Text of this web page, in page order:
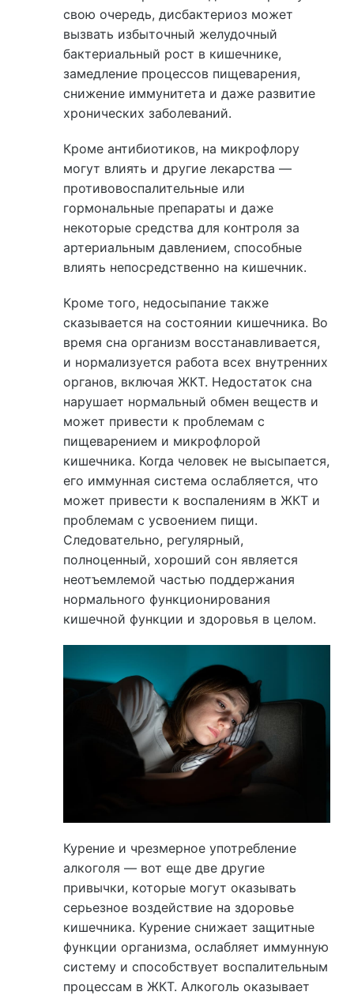
свою очередь, дисбактериоз может
вызвать избыточный желудочный
бактериальный рост в кишечнике,
замедление процессов пищеварения,
снижение иммунитета и даже развитие
хронических заболеваний.
Кроме антибиотиков, на микрофлору
могут влиять и другие лекарства —
противовоспалительные или
гормональные препараты и даже
некоторые средства для контроля за
артериальным давлением, способные
влиять непосредственно на кишечник.
Кроме того, недосыпание также
сказывается на состоянии кишечника. Во
время сна организм восстанавливается,
и нормализуется работа всех внутренних
органов, включая ЖКТ. Недостаток сна
нарушает нормальный обмен веществ и
может привести к проблемам с
пищеварением и микрофлорой
кишечника. Когда человек не высыпается,
его иммунная система ослабляется, что
может привести к воспалениям в ЖКТ и
проблемам с усвоением пищи.
Следовательно, регулярный,
полноценный, хороший сон является
неотъемлемой частью поддержания
нормального функционирования
кишечной функции и здоровья в целом.
Курение и чрезмерное употребление
алкоголя — вот еще две другие
привычки, которые могут оказывать
серьезное воздействие на здоровье
кишечника. Курение снижает защитные
функции организма, ослабляет иммунную
систему и способствует воспалительным
процессам в ЖКТ. Алкоголь оказывает